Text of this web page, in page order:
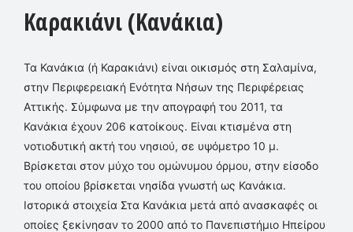
Καρακιάνι (Κανάκια)
Τα Κανάκια (ή Καρακιάνι) είναι οικισμός στη Σαλαμίνα,
στην Περιφερειακή Ενότητα Νήσων της Περιφέρειας
Αττικής. Σύμφωνα με την απογραφή του 2011, τα
Κανάκια έχουν 206 κατοίκους. Είναι κτισμένα στη
νοτιοδυτική ακτή του νησιού, σε υψόμετρο 10 μ.
Βρίσκεται στον μύχο του ομώνυμου όρμου, στην είσοδο
του οποίου βρίσκεται νησίδα γνωστή ως Κανάκια.
Ιστορικά στοιχεία Στα Κανάκια μετά από ανασκαφές οι
οποίες ξεκίνησαν το 2000 από το Πανεπιστήμιο Ηπείρου